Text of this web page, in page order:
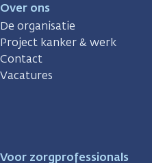
Over ons
De organisatie
Project kanker & werk
Contact
Vacatures
Voor zorgprofessionals